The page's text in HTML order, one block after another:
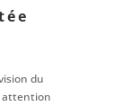
du
attention